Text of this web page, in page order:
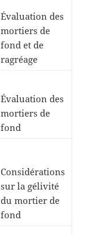
Évaluation des
mortiers de
fond et de
ragréage
Évaluation des
mortiers de
fond
Considérations
sur la gélivité
du mortier de
fond